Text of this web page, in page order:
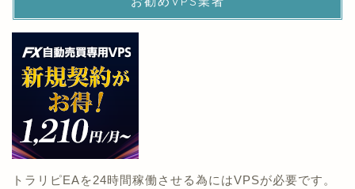
トラリピEAを24時間稼働させる為にはVPSが必要です。